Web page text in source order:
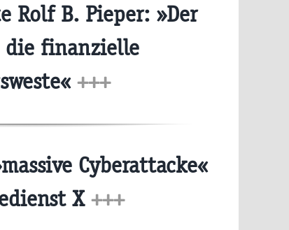
Rolf B. Pieper: »Der
die finanzielle
+++
Cyberattacke«
X +++